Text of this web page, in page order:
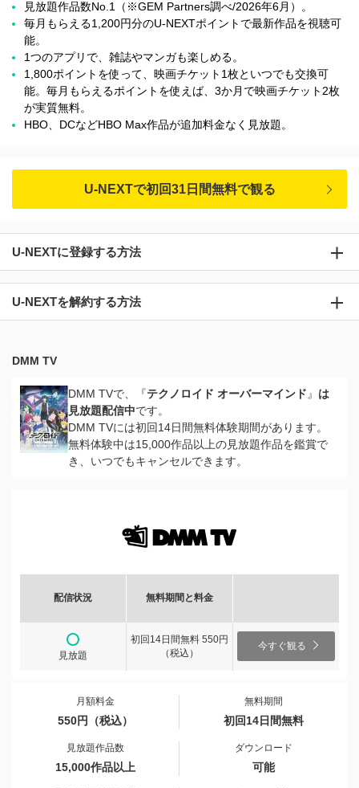
見放題作品数No.1（※GEM Partners調べ/2026年6⽉）。
毎月もらえる1,200円分のU-NEXTポイントで最新作品を視聴可
能。
1つのアプリで、雑誌やマンガも楽しめる。
1,800ポイントを使って、映画チケット1枚といつでも交換可
能。毎月もらえるポイントを使えば、3か月で映画チケット2枚
が実質無料。
HBO、DCなどHBO Max作品が追加料金なく見放題。
U-NEXTで初回31日間無料で観る
U-NEXTに登録する方法
U-NEXTを解約する方法
DMM TV
DMM TVで、『テクノロイド オーバーマインド 』 は
見放題配信中です。
DMM TVには初回14日間無料体験期間があります。
無料体験中は15,000作品以上の見放題作品を鑑賞で
き、いつでもキャンセルできます。
配信状況 無料期間と料金
見放題
初回14日間無料 550円
（税込）
今すぐ観る
月額料金
550円（税込）
無料期間
初回14日間無料
見放題作品数
15,000作品以上
ダウンロード
可能